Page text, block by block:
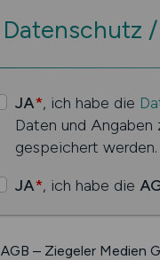
Datenschutz
JA*, ich habe die
Daten und
gespeichert werden.
JA*, ich habe die
AGB – Ziegeler Medien